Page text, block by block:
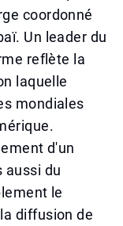
coordonné
Un leader du
reflète la
laquelle
mondiales
d'un
aussi du
le
diffusion de